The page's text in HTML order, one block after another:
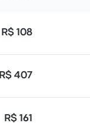
R$ 108
R$ 407
R$ 161